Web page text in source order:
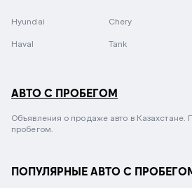
Hyundai Chery
Haval Tank
АВТО С ПРОБЕГОМ
Объявления о продаже авто в Казахстане.
пробегом.
ПОПУЛЯРНЫЕ АВТО С